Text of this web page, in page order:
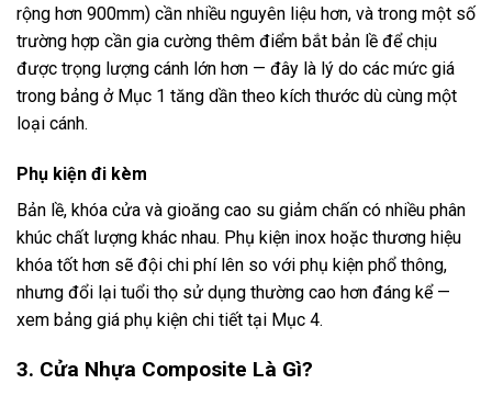
rộng hơn 900mm) cần nhiều nguyên liệu hơn, và trong một số
trường hợp cần gia cường thêm điểm bắt bản lề để chịu
được trọng lượng cánh lớn hơn — đây là lý do các mức giá
trong bảng ở Mục 1 tăng dần theo kích thước dù cùng một
loại cánh.
Phụ kiện đi kèm
Bản lề, khóa cửa và gioăng cao su giảm chấn có nhiều phân
khúc chất lượng khác nhau. Phụ kiện inox hoặc thương hiệu
khóa tốt hơn sẽ đội chi phí lên so với phụ kiện phổ thông,
nhưng đổi lại tuổi thọ sử dụng thường cao hơn đáng kể —
xem bảng giá phụ kiện chi tiết tại Mục 4.
3. Cửa Nhựa Composite Là Gì?